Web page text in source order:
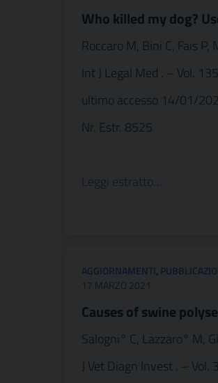
Who killed my dog?
Roccaro M, Bini C, Fais
Int J Legal Med . – Vol.
ultimo accesso 14/01/
Nr. Estr. 8525
Leggi estratto…
AGGIORNAMENTI,
17 MARZO 2021
Causes of swine
Salogni° C, Lazzaro° M,
J Vet Diagn Invest . –